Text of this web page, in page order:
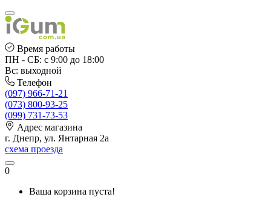
Время работы
ПН - СБ: с 9:00 до 18:00
Вс: выходной
Телефон
(097) 966-71-21
(073) 800-93-25
(099) 731-73-53
Адрес магазина
г. Днепр, ул. Янтарная 2а
схема проезда
0
Ваша корзина пуста!